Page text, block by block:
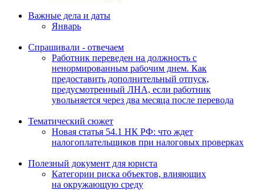
Важные дела и даты
Январь
Спрашивали - отвечаем
Работник переведен на должность с
ненормированным рабочим днем. Как
предоставить дополнительный отпуск,
предусмотренный ЛНА, если работник
увольняется через два месяца после перевода
Тематический сюжет
Новая статья 54.1 НК РФ: что ждет
налогоплательщиков при налоговых проверках
Полезный документ для юриста
Категории риска объектов, влияющих
на окружающую среду